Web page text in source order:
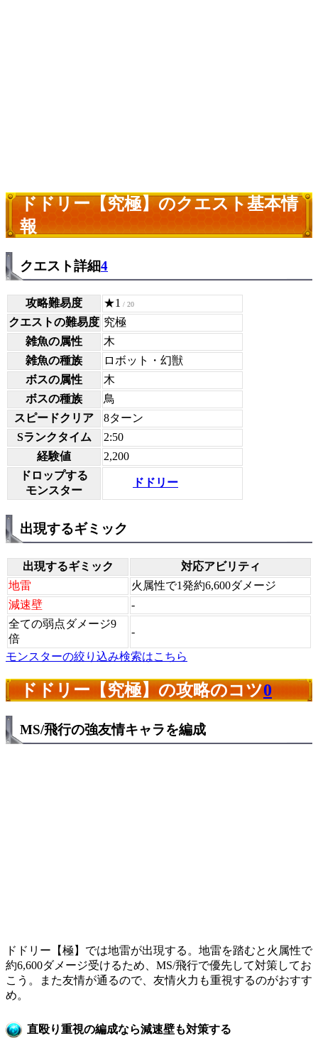
ドドリー【究極】のクエスト基本情
報
クエスト詳細4
攻略難易度 ★1 / 20
クエストの難易度 究極
雑魚の属性
木
雑魚の種族
ロボット・幻獣
ボスの属性
木
ボスの種族
鳥
スピードクリア
8ターン
Sランクタイム
2:50
経験値
2,200
ドロップする
モンスター
ドドリー
出現するギミック
出現するギミック
対応アビリティ
地雷
火属性で1発約6,600ダメージ
減速壁
-
全ての弱点ダメージ9
倍
-
モンスターの絞り込み検索はこちら
ドドリー【究極】の攻略のコツ0
MS/飛行の強友情キャラを編成
ドドリー【極】では地雷が出現する。地雷を踏むと火属性で
約6,600ダメージ受けるため、MS/飛行で優先して対策してお
こう。また友情が通るので、友情火力も重視するのがおすす
め。
直殴り重視の編成なら減速壁も対策する